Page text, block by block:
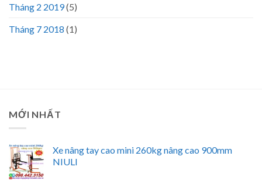
Tháng 2 2019(5)
Tháng 7 2018 (1)
MỚI NHẤT
Xe nâng tay cao mini 260kg nâng cao 900mm
NIULI